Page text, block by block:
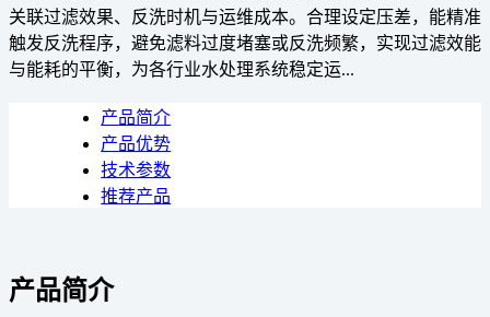
关联过滤效果、反洗时机与运维成本。合理设定压差，能精准
触发反洗程序，避免滤料过度堵塞或反洗频繁，实现过滤效能
与能耗的平衡，为各行业水处理系统稳定运...
产品简介
产品优势
技术参数
推荐产品
产品简介